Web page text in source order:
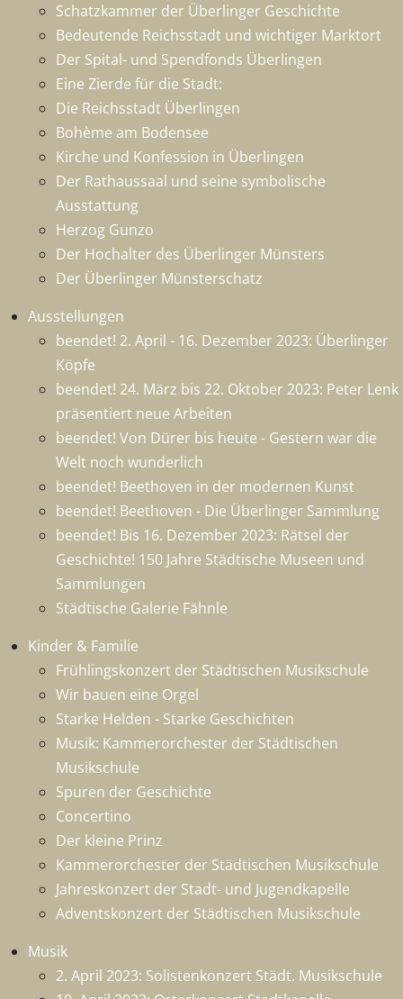
Schatzkammer der Überlinger Geschichte
Bedeutende Reichsstadt und wichtiger Marktort
Der Spital- und Spendfonds Überlingen
Eine Zierde für die Stadt:
Die Reichsstadt Überlingen
Bohème am Bodensee
Kirche und Konfession in Überlingen
Der Rathaussaal und seine symbolische
Ausstattung
Herzog Gunzo
Der Hochalter des Überlinger Münsters
Der Überlinger Münsterschatz
Ausstellungen
beendet! 2. April - 16. Dezember 2023: Überlinger
Köpfe
beendet! 24. März bis 22. Oktober 2023: Peter Lenk
präsentiert neue Arbeiten
beendet! Von Dürer bis heute - Gestern war die
Welt noch wunderlich
beendet! Beethoven in der modernen Kunst
beendet! Beethoven - Die Überlinger Sammlung
beendet! Bis 16. Dezember 2023: Rätsel der
Geschichte! 150 Jahre Städtische Museen und
Sammlungen
Städtische Galerie Fähnle
Kinder & Familie
Frühlingskonzert der Städtischen Musikschule
Wir bauen eine Orgel
Starke Helden - Starke Geschichten
Musik: Kammerorchester der Städtischen
Musikschule
Spuren der Geschichte
Concertino
Der kleine Prinz
Kammerorchester der Städtischen Musikschule
Jahreskonzert der Stadt- und Jugendkapelle
Adventskonzert der Städtischen Musikschule
Musik
2. April 2023: Solistenkonzert Städt. Musikschule